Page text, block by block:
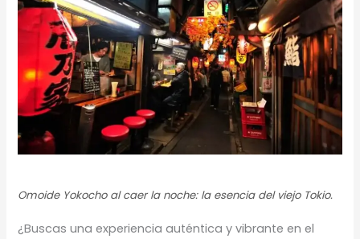
Omoide Yokocho al caer la noche: la esencia del viejo Tokio.
¿Buscas una experiencia auténtica y vibrante en el